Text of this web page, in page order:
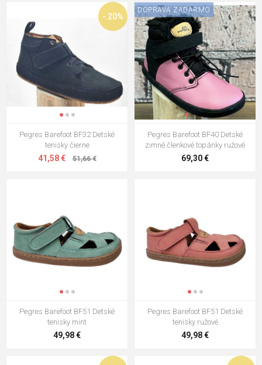
- 20%
Pegres Barefoot BF32 Detské
tenisky čierne
41,58 € 51,66 €
DOPRAVA ZADARMO
Pegres Barefoot BF40 Detské
zimné členkové topánky ružové
69,30 €
Pegres Barefoot BF51 Detské
tenisky mint
49,98 €
Pegres Barefoot BF51 Detské
tenisky ružové
49,98 €